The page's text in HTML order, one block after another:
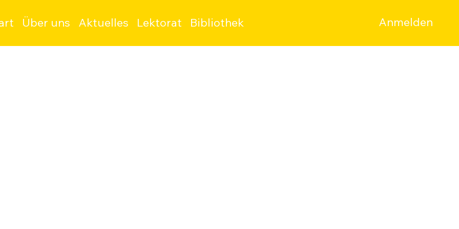
Anmelden
Über uns Aktuelles Lektorat Bibliothek